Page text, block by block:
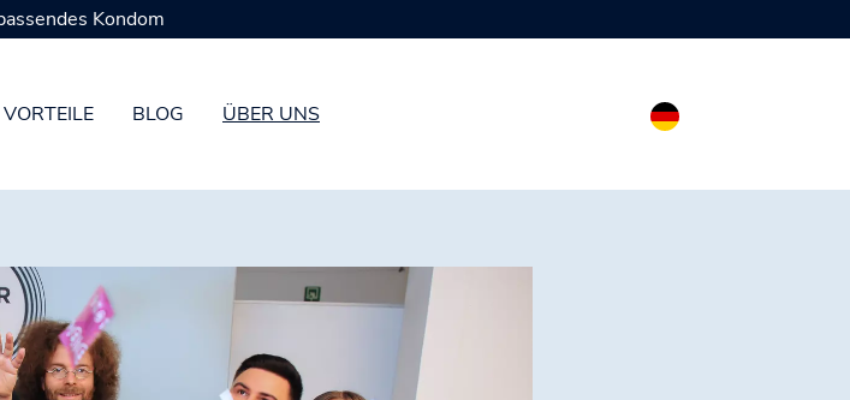
VORTEILE BLOG ÜBER UNS
Erhältlich in 7 Kondomgrößen